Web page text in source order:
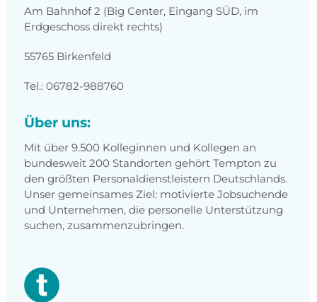
Am Bahnhof 2 (Big Center, Eingang SÜD, im
Erdgeschoss direkt rechts)
55765 Birkenfeld
Tel.: 06782-988760
Über uns:
Mit über 9.500 Kolleginnen und Kollegen an
bundesweit 200 Standorten gehört Tempton zu
den größten Personaldienstleistern Deutschlands.
Unser gemeinsames Ziel: motivierte Jobsuchende
und Unternehmen, die personelle Unterstützung
suchen, zusammenzubringen.